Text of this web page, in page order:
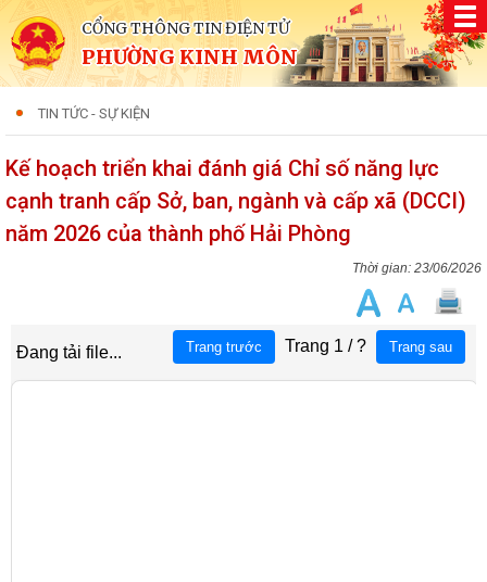
CỔNG THÔNG TIN ĐIỆN TỬ
PHƯỜNG KINH MÔN
TIN TỨC - SỰ KIỆN
Kế hoạch triển khai đánh giá Chỉ số năng lực
cạnh tranh cấp Sở, ban, ngành và cấp xã (DCCI)
năm 2026 của thành phố Hải Phòng
23/06/2026